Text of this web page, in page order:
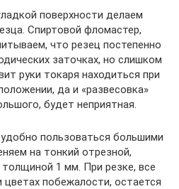
поверхности делаем
Спиртовой фломастер,
что резец постепенно
заточках, но слишком
руки токаря находиться при
да и «развесовка»
будет неприятная.
пользоваться большими
на тонкий отрезной,
1 мм. При резке, все
цветах побежалости, остается